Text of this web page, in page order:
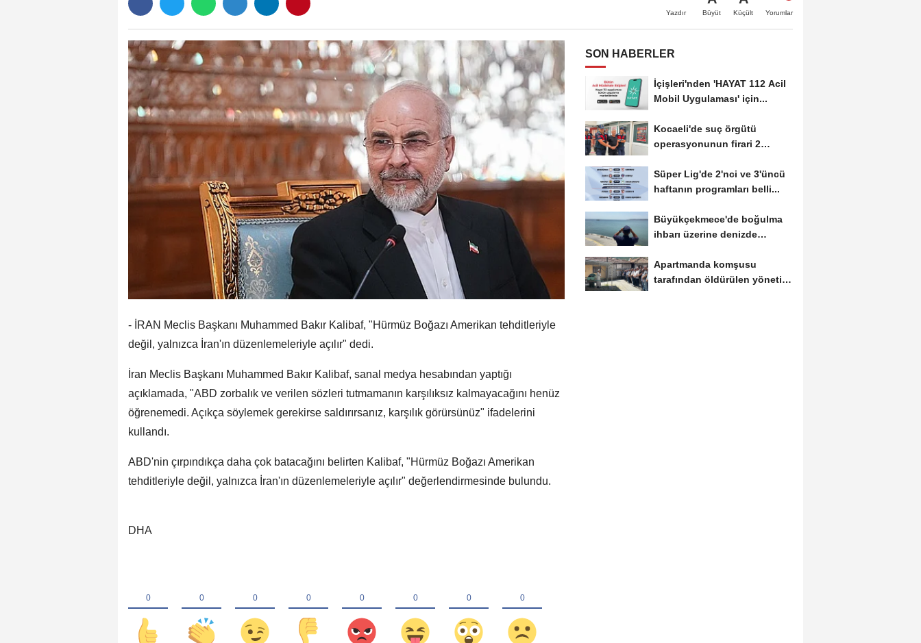
Yazdır Büyüt Küçült Yorumlar
- İRAN Meclis Başkanı Muhammed Bakır Kalibaf, "Hürmüz Boğazı Amerikan tehditleriyle
değil, yalnızca İran'ın düzenlemeleriyle açılır" dedi.
İran Meclis Başkanı Muhammed Bakır Kalibaf, sanal medya hesabından yaptığı
açıklamada, "ABD zorbalık ve verilen sözleri tutmamanın karşılıksız kalmayacağını henüz
öğrenemedi. Açıkça söylemek gerekirse saldırırsanız, karşılık görürsünüz" ifadelerini
kullandı.
ABD'nin çırpındıkça daha çok batacağını belirten Kalibaf, "Hürmüz Boğazı Amerikan
tehditleriyle değil, yalnızca İran'ın düzenlemeleriyle açılır" değerlendirmesinde bulundu.
DHA
SON HABERLER
İçişleri'nden 'HAYAT 112 Acil
Mobil Uygulaması' için...
Kocaeli'de suç örgütü
operasyonunun firari 2
Süper Lig'de 2'nci ve 3'üncü
haftanın programları belli...
Büyükçekmece'de boğulma
ihbarı üzerine denizde
Apartmanda komşusu
tarafından öldürülen yönetici